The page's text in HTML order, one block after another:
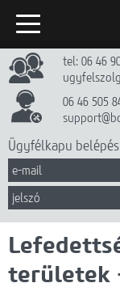
tel: 06 46
06 46 505
Ügyfélkapu belépés
Kezdőlap
Internet
TV
Egyéb
Hírek
Gyik
területek